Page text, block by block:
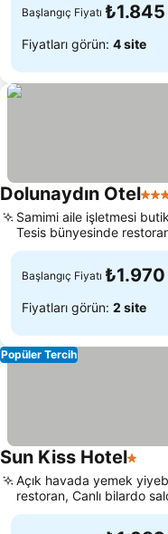
Başlangıç Fiyatı ₺1.845
Fiyatları görün: 4 site
Dolunaydın Otel3
Samimi aile işletmesi
Tesis bünyesinde
Başlangıç Fiyatı ₺1.970
Fiyatları görün: 2 site
Popüler Tercih
Sun Kiss Hotel1 Yıldız
Açık havada yemek
restoran, Canlı bilardo